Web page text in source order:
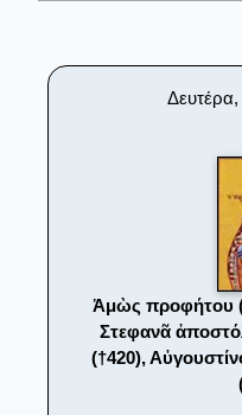
Δευτέρα,
Ἀμὼς προφήτου
Στεφανᾶ
(†420),